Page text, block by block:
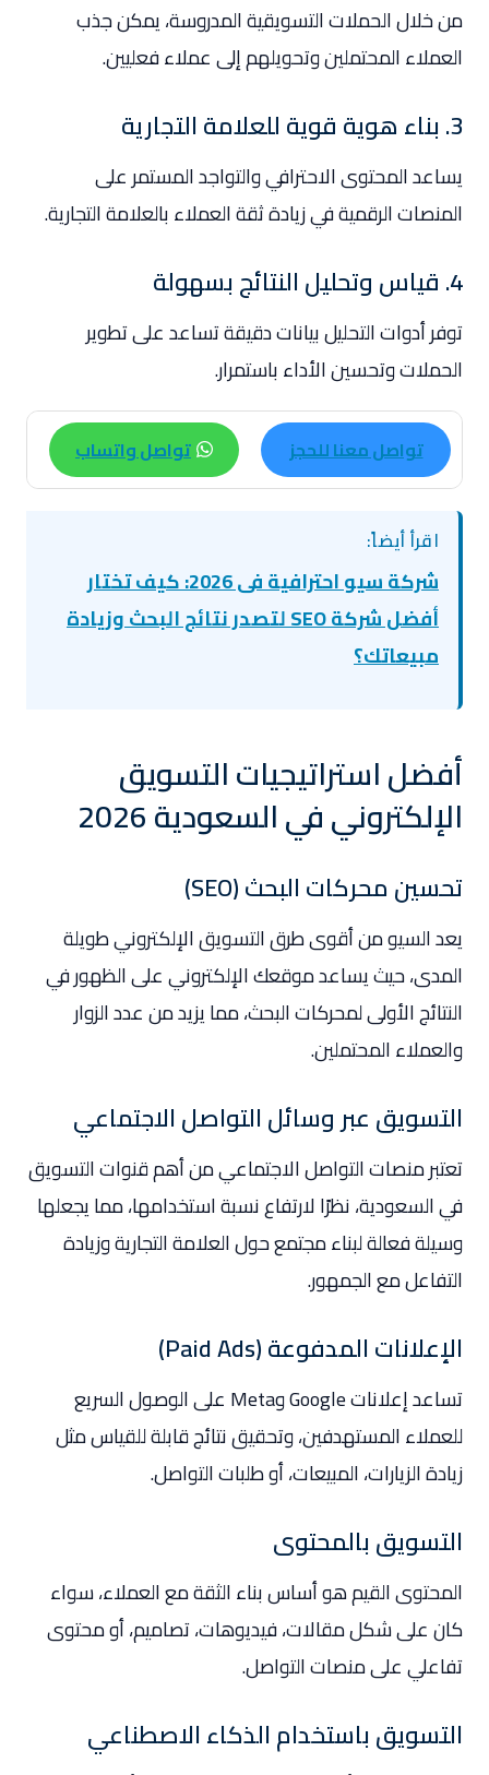
من خلال الحملات التسويقية المدروسة، يمكن جذب
العملاء المحتملين وتحويلهم إلى عملاء فعليين.
3. بناء هوية قوية للعلامة التجارية
يساعد المحتوى الاحترافي والتواجد المستمر على
المنصات الرقمية في زيادة ثقة العملاء بالعلامة التجارية.
4. قياس وتحليل النتائج بسهولة
توفر أدوات التحليل بيانات دقيقة تساعد على تطوير
الحملات وتحسين الأداء باستمرار.
تواصل معنا للحجز تواصل واتساب
اقرأ أيضاً:
شركة سيو احترافية فى 2026: كيف تختار
أفضل شركة SEO لتصدر نتائج البحث وزيادة
مبيعاتك؟
أفضل استراتيجيات التسويق
الإلكتروني في السعودية 2026
تحسين محركات البحث (SEO)
يعد السيو من أقوى طرق التسويق الإلكتروني طويلة
المدى، حيث يساعد موقعك الإلكتروني على الظهور في
النتائج الأولى لمحركات البحث، مما يزيد من عدد الزوار
والعملاء المحتملين.
التسويق عبر وسائل التواصل الاجتماعي
تعتبر منصات التواصل الاجتماعي من أهم قنوات التسويق
في السعودية، نظرًا لارتفاع نسبة استخدامها، مما يجعلها
وسيلة فعالة لبناء مجتمع حول العلامة التجارية وزيادة
التفاعل مع الجمهور.
الإعلانات المدفوعة (Paid Ads)
تساعد إعلانات Google وMeta على الوصول السريع
للعملاء المستهدفين، وتحقيق نتائج قابلة للقياس مثل
زيادة الزيارات، المبيعات، أو طلبات التواصل.
التسويق بالمحتوى
المحتوى القيم هو أساس بناء الثقة مع العملاء، سواء
كان على شكل مقالات، فيديوهات، تصاميم، أو محتوى
تفاعلي على منصات التواصل.
التسويق باستخدام الذكاء الاصطناعي